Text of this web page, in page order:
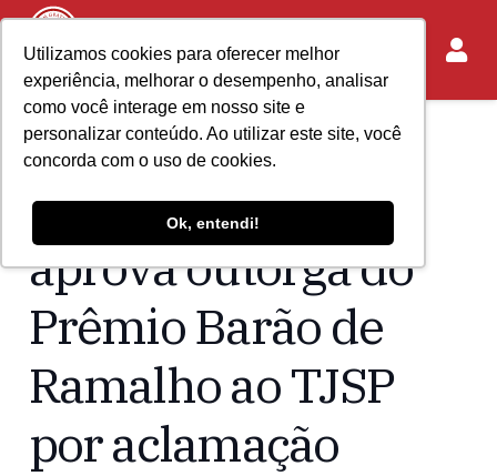
Utilizamos cookies para oferecer melhor
experiência, melhorar o desempenho, analisar
como você interage em nosso site e
personalizar conteúdo. Ao utilizar este site, você
concorda com o uso de cookies.
Ok, entendi!
Home Acontece no IASP
Conselho do IASP
aprova outorga do
Prêmio Barão de
Ramalho ao TJSP
por aclamação